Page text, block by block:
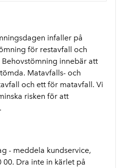
infaller på
för restavfall och
innebär att
Matavfalls- och
och ett för matavfall. Vi
risken för att
- meddela kundservice,
Dra inte in kärlet på